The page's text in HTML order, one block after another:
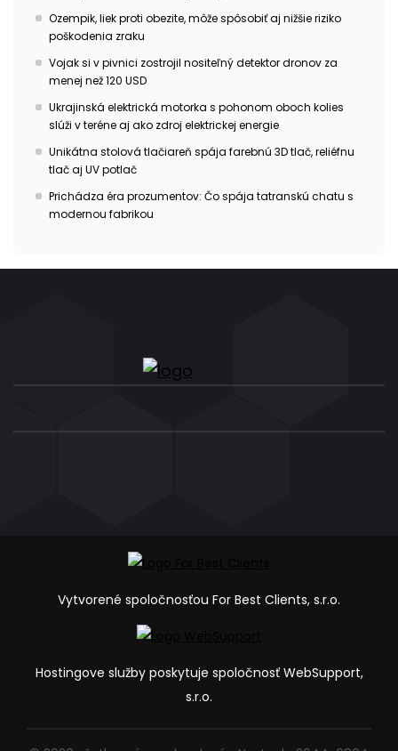
Ozempik, liek proti obezite, môže spôsobiť aj nižšie riziko
poškodenia zraku
Vojak si v pivnici zostrojil nositeľný detektor dronov za
menej než 120 USD
Ukrajinská elektrická motorka s pohonom oboch kolies
slúži v teréne aj ako zdroj elektrickej energie
Unikátna stolová tlačiareň spája farebnú 3D tlač, reliéfnu
tlač aj UV potlač
Prichádza éra prozumentov: Čo spája tatranskú chatu s
modernou fabrikou
Vytvorené spoločnosťou For Best Clients, s.r.o.
Hostingove služby poskytuje spoločnosť WebSupport,
s.r.o.